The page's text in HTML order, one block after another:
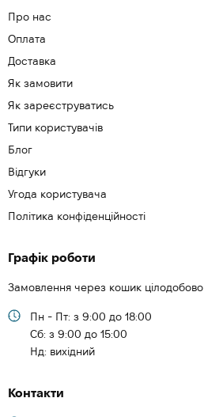
Про нас
Оплата
Доставка
Як замовити
Як зареєструватись
Типи користувачів
Блог
Відгуки
Угода користувача
Політика конфіденційності
Графік роботи
Замовлення через кошик цілодобово
Пн - Пт: з 9:00 до 18:00
Cб: з 9:00 до 15:00
Нд: вихідний
Контакти